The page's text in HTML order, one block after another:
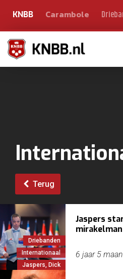
KNBB Carambole
Terug
Driebanden
Internationaal
Jaspers, Dick
Jaspers
6 jaar 5